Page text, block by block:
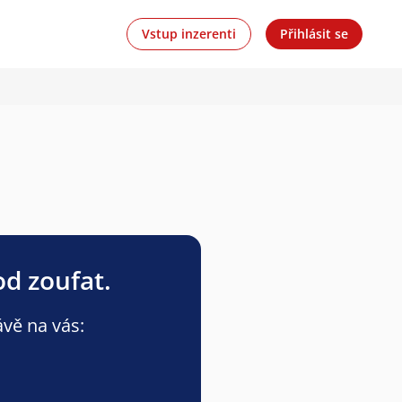
Vstup inzerenti Přihlásit se
zoufat.
na vás: